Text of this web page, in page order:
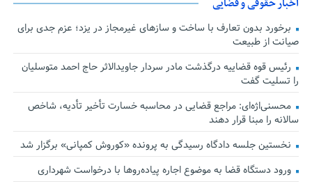
برخورد بدون تعارف با ساخت‌ و سازهای غیرمجاز در یزد؛ عزم جدی برای
صیانت از طبیعت
رئیس قوه قضاییه درگذشت مادر سردار جاویدالاثر حاج احمد متوسلیان
را تسلیت گفت
محسنی‌اژه‌ای: مراجع قضایی در محاسبه خسارت تأخیر تأدیه، شاخص
سالانه را مبنا قرار دهند
نخستین جلسه دادگاه رسیدگی به پرونده «کوروش کمپانی» برگزار شد
ورود دستگاه قضا به موضوع اجاره پیاده‌روها با درخواست شهرداری